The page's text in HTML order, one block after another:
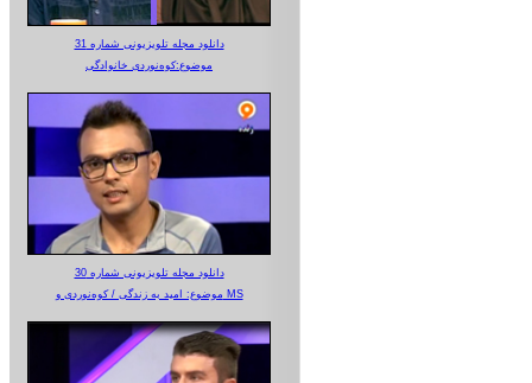
دانلود مجله تلویزیونی شماره 31
موضوع:کوه‌نوردی خانوادگی
دانلود مجله تلویزیونی شماره 30
موضوع: امید به زندگی / کوه‌نوردی و MS